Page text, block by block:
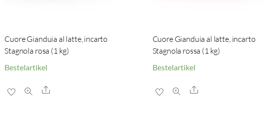
Cuore Gianduia al latte, incarto
Stagnola rosa (1 kg)
Bestelartikel
Share
Cuore Gianduia al latte, incarto
Stagnola rossa (1 kg)
Bestelartikel
Share